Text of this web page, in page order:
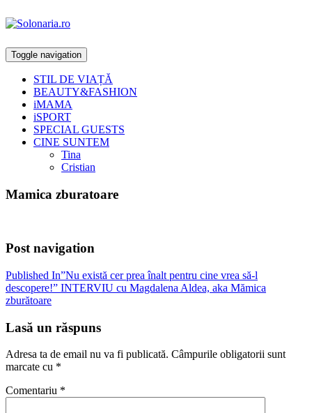
Toggle navigation
STIL DE VIAȚĂ
BEAUTY&FASHION
iMAMA
iSPORT
SPECIAL GUESTS
CINE SUNTEM
Tina
Cristian
Mamica zburatoare
Post navigation
Published In”Nu există cer prea înalt pentru cine vrea să-l
descopere!” INTERVIU cu Magdalena Aldea, aka Mămica
zburătoare
Lasă un răspuns
Adresa ta de email nu va fi publicată. Câmpurile obligatorii sunt
marcate cu *
Comentariu *